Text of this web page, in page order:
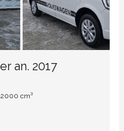
Volkswagen Transporter an. 2017
2000 cm³